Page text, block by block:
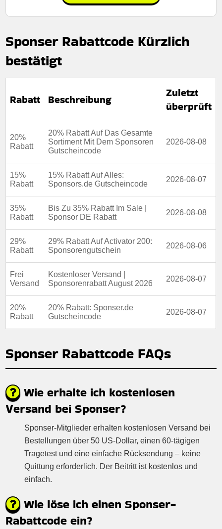
Kunden erhalten einen rabatt von 10€ auf alle
Berechtigung:Für alle kunden
Art des Angebots:
Weitere informationen finden sie in den
Rabatt:Kunden erhalten einen rabatt von 5€ auf
bestellungen zum vollen preis und profitieren so von
zusätzlichen einsparungen bei qualifizierten einkäufen.
Mindestkaufbetrag: Bestellungen über 60€
Berechtigung:
Art des Angebots: Zeitlich begrenztes angebot
Bedingungen:Weitere informationen finden sie in den
Sponser Rabattcode Kürzlich
bestätigt
Rabatt Beschreibung
Zuletzt
überprüft
20%
Rabatt
20% Rabatt Auf Das Gesamte
Sortiment Mit Dem Sponsoren
Gutscheincode
2026-08-08
15%
Rabatt
15% Rabatt Auf Alles:
Sponsors.de Gutscheincode
2026-08-07
35%
Rabatt
Bis Zu 35% Rabatt Im Sale |
Sponsor DE Rabatt
2026-08-08
29%
Rabatt
29% Rabatt Auf Activator 200:
Sponsorengutschein
2026-08-06
Frei
Versand
Kostenloser Versand |
Sponsorenrabatt August 2026
2026-08-07
20%
Rabatt
20% Rabatt: Sponser.de
Gutscheincode
2026-08-07
Sponser Rabattcode FAQs
Wie erhalte ich kostenlosen
Versand bei Sponser?
Sponser-Mitglieder erhalten kostenlosen Versand bei
Bestellungen über 50 US-Dollar, einen 60-tägigen
Tragetest und eine einfache Rücksendung – keine
Quittung erforderlich. Der Beitritt ist kostenlos und
einfach.
Wie löse ich einen Sponser-
Rabattcode ein?